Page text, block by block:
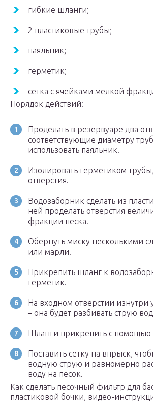
гибкие шланги;
2 пластиковые трубы;
паяльник;
герметик;
сетка с ячейками мелкой
Порядок действий:
Проделать в резервуаре два
соответствующие диаметру
использовать паяльник.
Изолировать герметиком
отверстия.
Водозаборник сделать из
ней проделать отверстия
фракции песка.
Обернуть миску несколькими
или марли.
Прикрепить шланг к
герметик.
На входном отверстии изнутри
– она будет разбивать струю
Шланги прикрепить с помощью
Поставить сетку на впрыск,
водную струю и равномерно
воду на песок.
Как сделать песочный фильтр для
пластиковой бочки, видео-